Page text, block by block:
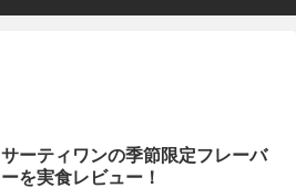
サーティワンの季節限定フレーバ
ーを実食レビュー！